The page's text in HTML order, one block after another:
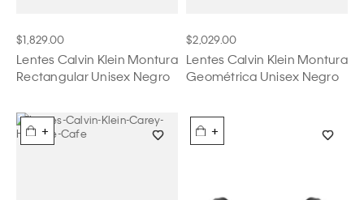
$1,829.00
Lentes Calvin Klein Montura
Rectangular Unisex Negro
$2,029.00
Lentes Calvin Klein Montura
Geométrica Unisex Negro
+ +